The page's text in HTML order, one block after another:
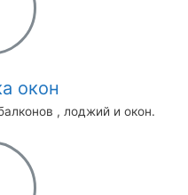
окон
, лоджий и окон.